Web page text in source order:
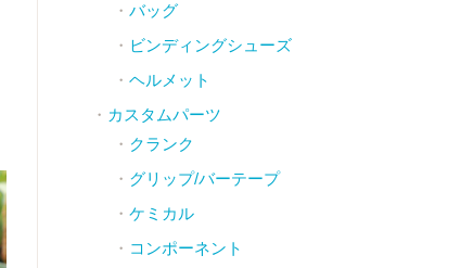
バッグ
ビンディングシューズ
ヘルメット
カスタムパーツ
クランク
グリップ/バーテープ
ケミカル
コンポーネント